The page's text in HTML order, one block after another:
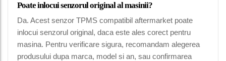
Poate inlocui senzorul original al masinii?
Da. Acest senzor TPMS compatibil aftermarket poate
inlocui senzorul original, daca este ales corect pentru
masina. Pentru verificare sigura, recomandam alegerea
produsului dupa marca, model si an, sau confirmarea